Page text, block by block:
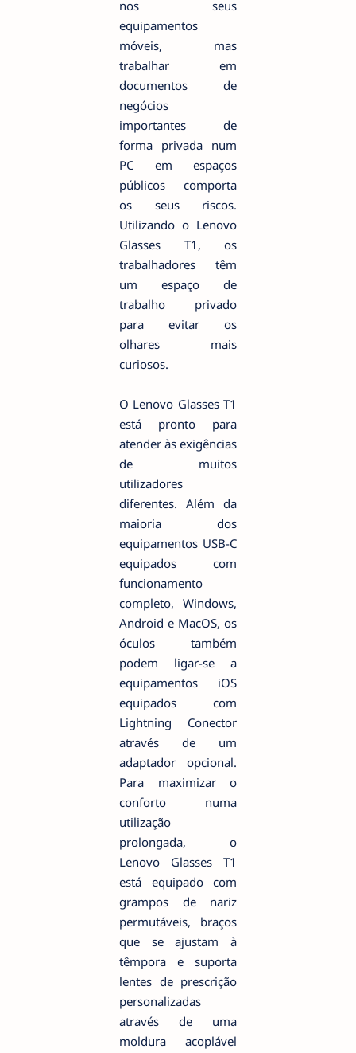
nos seus
equipamentos
móveis, mas
trabalhar em
documentos de
negócios
importantes de
forma privada num
PC em espaços
públicos comporta
os seus riscos.
Utilizando o Lenovo
Glasses T1, os
trabalhadores têm
um espaço de
trabalho privado
para evitar os
olhares mais
curiosos.
O Lenovo Glasses T1
está pronto para
atender às exigências
de muitos
utilizadores
diferentes. Além da
maioria dos
equipamentos USB-C
equipados com
funcionamento
completo, Windows,
Android e MacOS, os
óculos também
podem ligar-se a
equipamentos iOS
equipados com
Lightning Conector
através de um
adaptador opcional.
Para maximizar o
conforto numa
utilização
prolongada, o
Lenovo Glasses T1
está equipado com
grampos de nariz
permutáveis, braços
que se ajustam à
têmpora e suporta
lentes de prescrição
personalizadas
através de uma
moldura acoplável